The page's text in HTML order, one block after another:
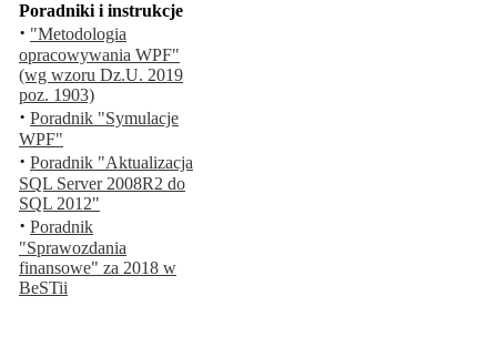
Poradniki i instrukcje
· "Metodologia
opracowywania WPF"
(wg wzoru Dz.U. 2019
poz. 1903)
· Poradnik "Symulacje
WPF"
· Poradnik "Aktualizacja
SQL Server 2008R2 do
SQL 2012"
· Poradnik
"Sprawozdania
finansowe" za 2018 w
BeSTii